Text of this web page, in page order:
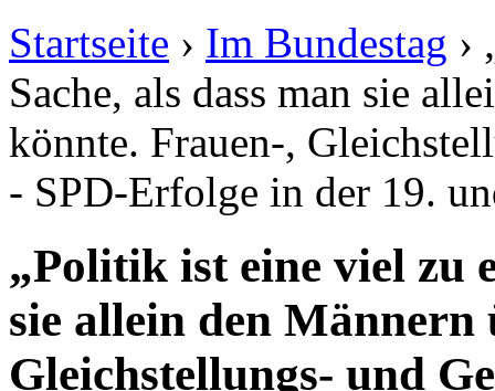
Startseite › Im Bundestag ›
Sache, als dass man sie
könnte. Frauen-,
- SPD-Erfolge in der 19.
„Politik ist eine viel zu
sie allein den Männern
Gleichstellungs- und